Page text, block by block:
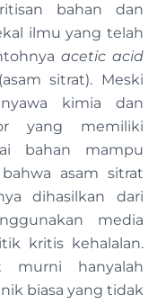
bahan dan
ilmu yang telah
acetic acid
sitrat). Meski
kimia dan
yang memiliki
bahan mampu
asam sitrat
dihasilkan dari
media
kritis kehalalan.
murni hanyalah
biasa yang tidak